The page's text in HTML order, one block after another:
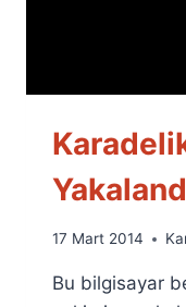
By
Fuat
17 Mart 2014
Bu bilgisayar